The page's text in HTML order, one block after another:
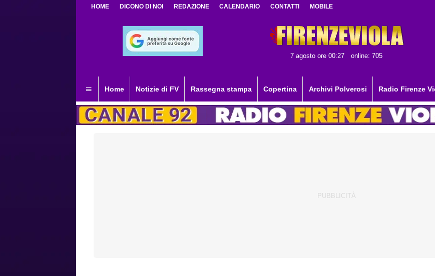
HOME DICONO DI NOI REDAZIONE CALENDARIO CONTATTI MOBILE
7 agosto ore 00:27 online: 705
Home Notizie di FV Rassegna stampa Copertina Archivi Polverosi Radio Firenze